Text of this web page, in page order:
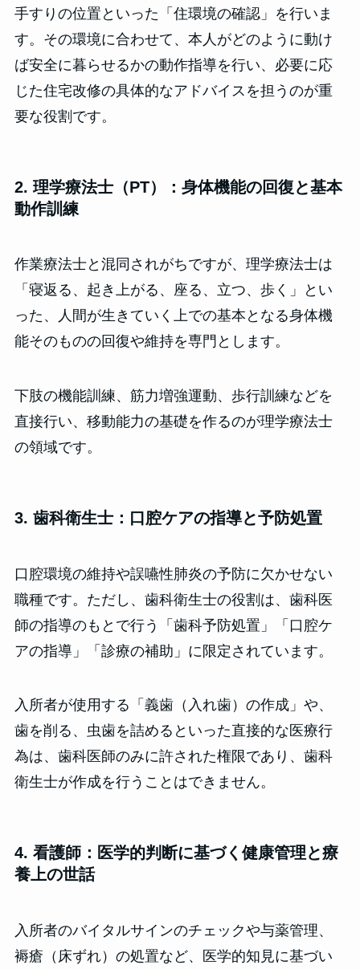
手すりの位置といった「住環境の確認」を行いま
す。その環境に合わせて、本人がどのように動け
ば安全に暮らせるかの動作指導を行い、必要に応
じた住宅改修の具体的なアドバイスを担うのが重
要な役割です。
2. 理学療法士（PT）：身体機能の回復と基本
動作訓練
作業療法士と混同されがちですが、理学療法士は
「寝返る、起き上がる、座る、立つ、歩く」とい
った、人間が生きていく上での基本となる身体機
能そのものの回復や維持を専門とします。
下肢の機能訓練、筋力増強運動、歩行訓練などを
直接行い、移動能力の基礎を作るのが理学療法士
の領域です。
3. 歯科衛生士：口腔ケアの指導と予防処置
口腔環境の維持や誤嚥性肺炎の予防に欠かせない
職種です。ただし、歯科衛生士の役割は、歯科医
師の指導のもとで行う「歯科予防処置」「口腔ケ
アの指導」「診療の補助」に限定されています。
入所者が使用する「義歯（入れ歯）の作成」や、
歯を削る、虫歯を詰めるといった直接的な医療行
為は、歯科医師のみに許された権限であり、歯科
衛生士が作成を行うことはできません。
4. 看護師：医学的判断に基づく健康管理と療
養上の世話
入所者のバイタルサインのチェックや与薬管理、
褥瘡（床ずれ）の処置など、医学的知見に基づい